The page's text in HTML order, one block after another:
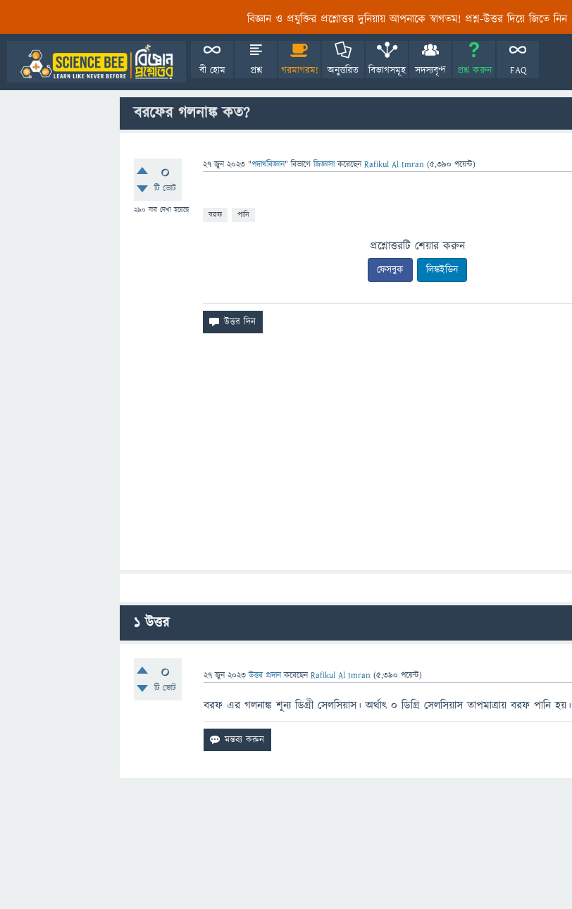
বিজ্ঞান ও প্রযুক্তির প্রশ্নোত্তর দুনিয়ায় আপনাকে স্বাগতম! প্রশ্ন-উত্তর দিয়ে জিতে নিন
বী হোম প্রশ্ন গরমাগরম! অনুত্তরিত বিভাগসমূহ সদস্যবৃন্দ প্রশ্ন করুন FAQ
বরফের গলনাঙ্ক কত?
0
টি ভোট
290 বার দেখা হয়েছে
27 জুন 2023 "পদার্থবিজ্ঞান" বিভাগে জিজ্ঞাসাকরেছেনRafikul Al Imran (5,390 পয়েন্ট)
বরফ পানি
প্রশ্নোত্তরটি শেয়ার করুন
ফেসবুক লিঙ্কইডিন
1উত্তর
0
টি ভোট
27 জুন 2023 উত্তর প্রদান করেছেনRafikul Al Imran (5,390 পয়েন্ট)
বরফ এর গলনাঙ্ক শূন্য ডিগ্রী সেলসিয়াস। অর্থাৎ 0 ডিগ্রি সেলসিয়াস তাপমাত্রায় বরফ পানি হয়।